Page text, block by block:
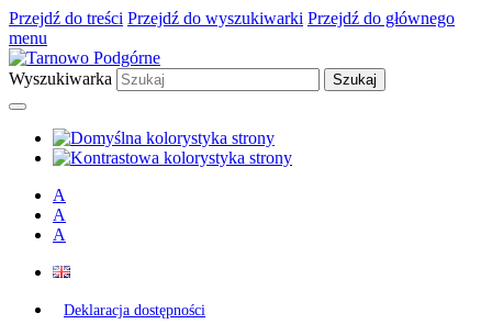
Przejdź do treści Przejdź do wyszukiwarki Przejdź do głównego
menu
Wyszukiwarka
A
A
A
Deklaracja dostępności